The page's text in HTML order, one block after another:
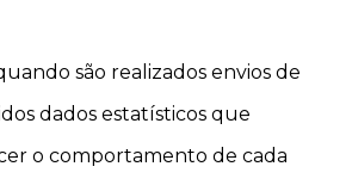
são realizados envios de
dados estatísticos que
o comportamento de cada